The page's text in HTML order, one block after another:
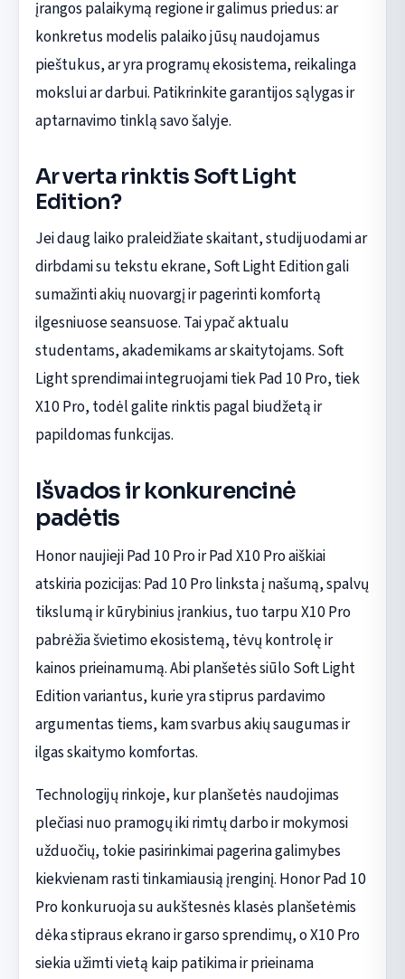
įrangos palaikymą regione ir galimus priedus: ar
konkretus modelis palaiko jūsų naudojamus
pieštukus, ar yra programų ekosistema, reikalinga
mokslui ar darbui. Patikrinkite garantijos sąlygas ir
aptarnavimo tinklą savo šalyje.
Ar verta rinktis Soft Light
Edition?
Jei daug laiko praleidžiate skaitant, studijuodami ar
dirbdami su tekstu ekrane, Soft Light Edition gali
sumažinti akių nuovargį ir pagerinti komfortą
ilgesniuose seansuose. Tai ypač aktualu
studentams, akademikams ar skaitytojams. Soft
Light sprendimai integruojami tiek Pad 10 Pro, tiek
X10 Pro, todėl galite rinktis pagal biudžetą ir
papildomas funkcijas.
Išvados ir konkurencinė
padėtis
Honor naujieji Pad 10 Pro ir Pad X10 Pro aiškiai
atskiria pozicijas: Pad 10 Pro linksta į našumą, spalvų
tikslumą ir kūrybinius įrankius, tuo tarpu X10 Pro
pabrėžia švietimo ekosistemą, tėvų kontrolę ir
kainos prieinamumą. Abi planšetės siūlo Soft Light
Edition variantus, kurie yra stiprus pardavimo
argumentas tiems, kam svarbus akių saugumas ir
ilgas skaitymo komfortas.
Technologijų rinkoje, kur planšetės naudojimas
plečiasi nuo pramogų iki rimtų darbo ir mokymosi
užduočių, tokie pasirinkimai pagerina galimybes
kiekvienam rasti tinkamiausią įrenginį. Honor Pad 10
Pro konkuruoja su aukštesnės klasės planšetėmis
dėka stipraus ekrano ir garso sprendimų, o X10 Pro
siekia užimti vietą kaip patikima ir prieinama